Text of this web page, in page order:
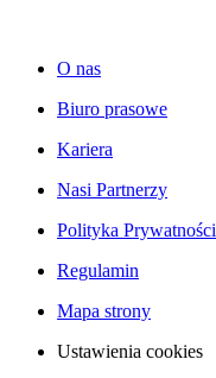
O nas
Biuro prasowe
Kariera
Nasi Partnerzy
Polityka Prywatności
Regulamin
Mapa strony
Ustawienia cookies